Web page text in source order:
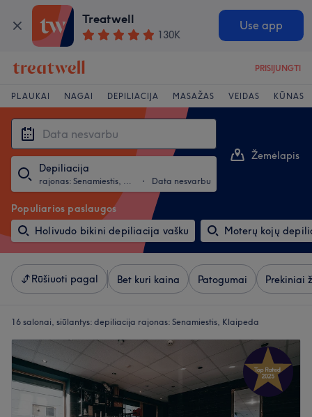
Treatwell
130K
Use app
PRISIJUNGTI
PLAUKAI NAGAI DEPILIACIJA MASAŽAS VEIDAS KŪNAS
Depiliacija
rajonas: Senamiestis, Klaipeda ・ Data nesvarbu
Žemėlapis
Populiarios paslaugos
Holivudo bikini depiliacija vašku
Moterų kojų
Rūšiuoti pagal Bet kuri kaina Patogumai Prekiniai
16 salonai, siūlantys: depiliacija rajonas: Senamiestis, Klaipeda